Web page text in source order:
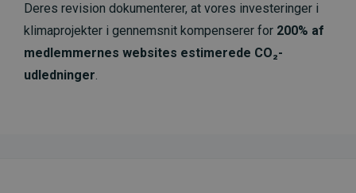
Deres revision dokumenterer, at vores investeringer i
klimaprojekter i gennemsnit kompenserer for 200% af
medlemmernes websites estimerede CO₂-
udledninger.